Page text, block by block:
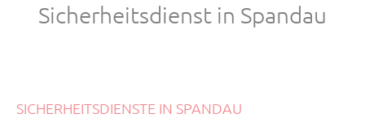
Sicherheitsdienst in Spandau
SICHERHEITSDIENSTE IN SPANDAU